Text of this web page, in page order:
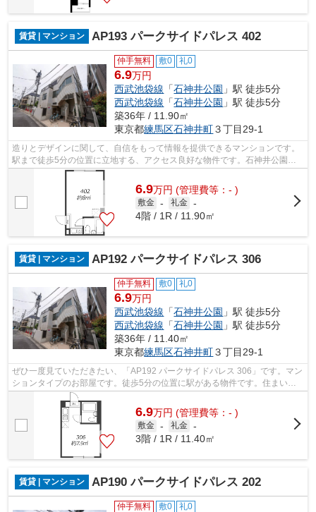
賃貸 | マンション AP193 パークサイドパレス 402
仲手無料 敷0 礼0
6.9万円
西武池袋線 「石神井公園 」駅 徒歩5分
西武池袋線 「石神井公園 」駅 徒歩5分
築36年 / 11.90㎡
東京都練馬区石神井町３丁目29-1
造りとデザインに関して、自信をもって情報を提供できるマンションです。
駅まで徒歩5分の位置に立地する、アクセス良好な物件です。石神井公園周
辺に住みたいのであれば、ユニホー大泉...
6.9万円 (管理費等：- )
敷金 - 礼金 -
4階 / 1R / 11.90㎡
賃貸 | マンション AP192 パークサイドパレス 306
仲手無料 敷0 礼0
6.9万円
西武池袋線 「石神井公園 」駅 徒歩5分
西武池袋線 「石神井公園 」駅 徒歩5分
築36年 / 11.40㎡
東京都練馬区石神井町３丁目29-1
ぜひ一度見ていただきたい、「AP192 パークサイドパレス 306」です。マン
ションタイプのお部屋です。徒歩5分の位置に駅がある物件です。住まいを
探すなら、当社がご紹介する物件はいか...
6.9万円 (管理費等：- )
敷金 - 礼金 -
3階 / 1R / 11.40㎡
賃貸 | マンション AP190 パークサイドパレス 202
仲手無料 敷0 礼0